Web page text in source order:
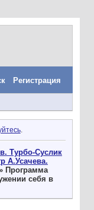
Регистрация
.
Турбо-Суслик
А.Усачева.
Программа
себя в